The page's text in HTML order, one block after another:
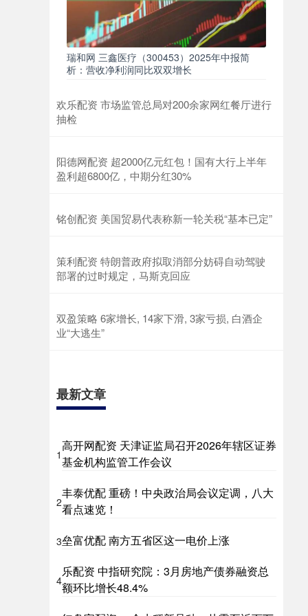
瑞和网 三鑫医疗（300453）2025年中报简
析：营收净利润同比双双增长
欢乐配资 市场监管总局对200余家网红餐厅进行
抽检
阳德网配资 超2000亿元红包！国有大行上半年
盈利超6800亿，中期分红30%
铭创配资 美国贸易代表称新一轮关税“基本已定”
策利配资 特朗普政府拟取消部分妨碍自动驾驶
部署的过时规定，马斯克回应
双盈策略 6家增长, 14家下滑, 3家亏损, 白酒企
业“大逃生”
最新文章
1
高开网配资 天津证监局召开2026年辖区证券
基金机构监管工作会议
2
丰泰优配 重磅！中央政治局会议定调，八大
看点速览！
3垒富优配 南方五省区这一电价上涨
4
乐配资 中指研究院：3月房地产债券融资总
额环比增长48.4%